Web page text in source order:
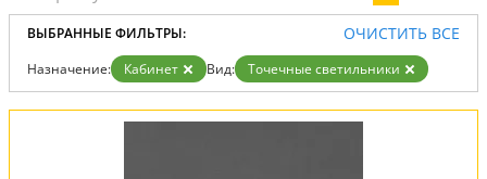
ВЫБРАННЫЕ ФИЛЬТРЫ: ОЧИСТИТЬ ВСЕ
Назначение: Кабинет Вид: Точечные светильники